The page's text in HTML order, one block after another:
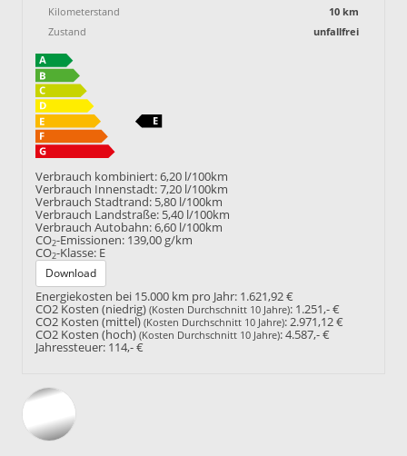
Kilometerstand
10 km
Zustand
unfallfrei
Verbrauch kombiniert:6,20 l/100km
Verbrauch Innenstadt:7,20 l/100km
Verbrauch Stadtrand: 5,80 l/100km
Verbrauch Landstraße: 5,40 l/100km
Verbrauch Autobahn:6,60 l/100km
CO2-Emissionen: 139,00 g/km
CO2-Klasse: E
Download
Energiekosten bei 15.000 km pro Jahr: 1.621,92 €
CO2 Kosten (niedrig) (Kosten Durchschnitt 10 Jahre): 1.251,- €
CO2 Kosten (mittel) (Kosten Durchschnitt 10 Jahre):2.971,12 €
CO2 Kosten (hoch) (Kosten Durchschnitt 10 Jahre):4.587,- €
Jahressteuer: 114,- €